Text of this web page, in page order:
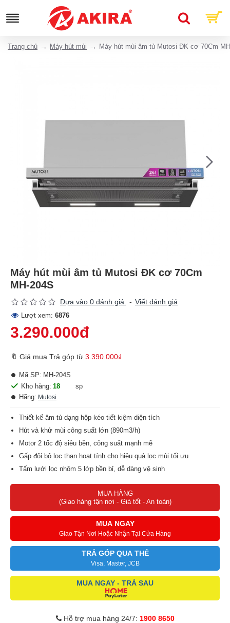
Trang chủ Máy hút mùi Máy hút mùi âm tủ Mutosi ĐK cơ 70Cm
Máy hút mùi âm tủ Mutosi ĐK cơ 70Cm
MH-204S
Dựa vào 0 đánh giá. - Viết đánh giá
Lượt xem: 6876
3.290.000đ
🔖 Giá mua Trả góp từ 3.390.000₫
Kho hàng: 18
sp
Hãng: Mutosi
Mã SP: MH-204S
Thiết kế âm tủ dạng hộp kéo tiết kiệm diện tích
Hút và khử mùi công suất lớn (890m3/h)
Motor 2 tốc độ siêu bền, công suất mạnh mẽ
Gấp đôi bộ lọc than hoạt tính cho hiệu quả lọc mùi tối ưu
Tấm lưới lọc nhôm 5 lớp bền bỉ, dễ dàng vệ sinh
MUA HÀNG
(Giao hàng tận nơi - Giá tốt - An toàn)
MUA NGAY
Giao Tận Nơi Hoặc Nhận Tại Cửa Hàng
TRẢ GÓP QUA THẺ
Visa, Master, JCB
MUA NGAY - TRẢ SAU
Hỗ trợ mua hàng 24/7: 1900 8650